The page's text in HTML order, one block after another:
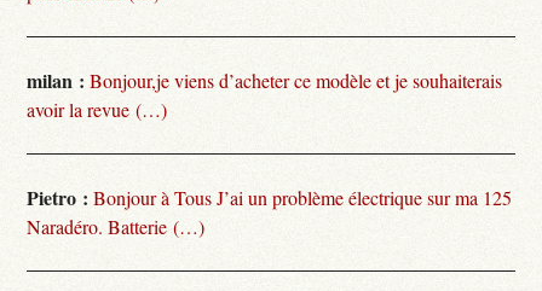
milan : Bonjour,je viens d’acheter ce modèle et je souhaiterais
avoir la revue (…)
Pietro : Bonjour à Tous J’ai un problème électrique sur ma 125
Naradéro. Batterie (…)